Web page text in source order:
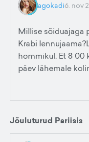
agokadi6. nov
Millise sõiduajaga
Krabi
hommikul. Et 8 00
päev lähemale
Jõuluturud Pariisis